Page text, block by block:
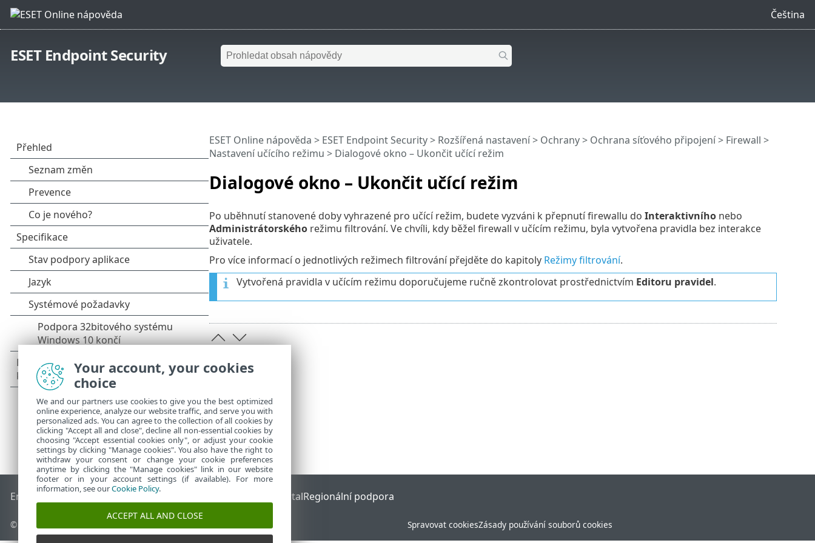
Čeština
ESET Endpoint Security
Dialogové okno – Ukončit učící režim
ESET Online nápověda > ESET Endpoint Security> Rozšířená nastavení> Ochrany> Ochrana síťového připojení> Firewall >
Nastavení učícího režimu > Dialogové okno – Ukončit učící režim
Po uběhnutí stanovené doby vyhrazené pro učící režim, budete vyzváni k přepnutí firewallu do Interaktivníhonebo
Administrátorského režimu filtrování. Ve chvíli, kdy běžel firewall v učícím režimu, byla vytvořena pravidla bez interakce
uživatele.
Pro více informací o jednotlivých režimech filtrování přejděte do kapitoly Režimy filtrování.
Vytvořená pravidla v učícím režimu doporučujeme ručně zkontrolovat prostřednictvím Editoru pravidel.
End of Life ESET Databáze znalostí ESET Status PortalRegionální podpora
© 1992 - 2026 ESET, spol. s r.o. - Všechna práva vyhrazena. Spravovat cookiesZásady používání souborů cookies
Your account, your cookies
choice
We and our partners use cookies to give you the best optimized
online experience, analyze our website traffic, and serve you with
personalized ads. You can agree to the collection of all cookies by
clicking "Accept all and close", decline all non-essential cookies by
choosing "Accept essential cookies only", or adjust your cookie
settings by clicking "Manage cookies". You also have the right to
withdraw your consent or change your cookie preferences
anytime by clicking the "Manage cookies" link in our website
footer or in your account settings (if available). For more
information, see ourCookie Policy.
ACCEPT ALL AND CLOSE